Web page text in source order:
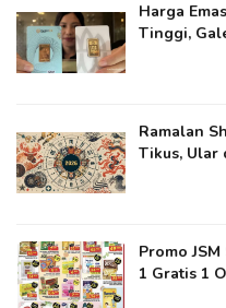
Harga
Tinggi,
Ramalan
Tikus, Ular
Promo
1 Gratis 1